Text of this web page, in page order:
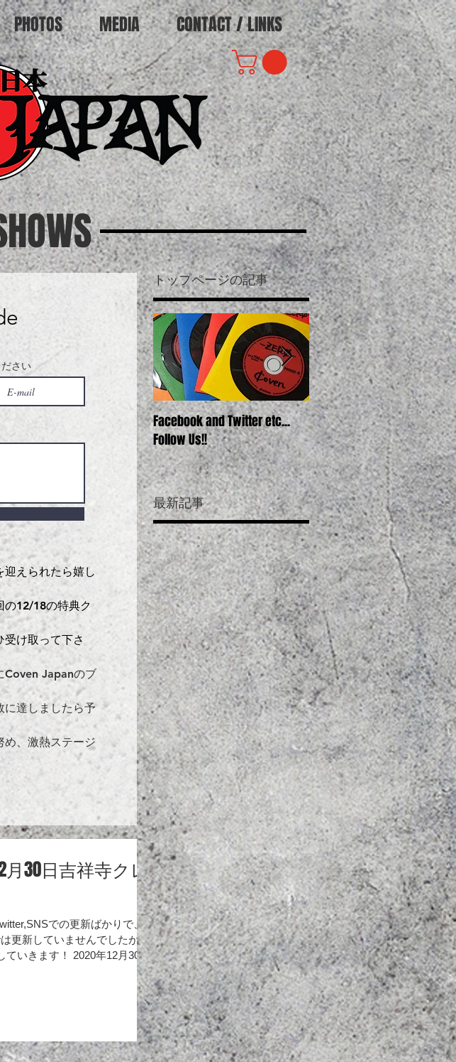
PHOTOS MEDIA CONTACT / LINKS
さい
えられたら嬉し
の12/18の特典ク
受け取って下さ
Coven Japanのブ
に達しましたら予
め、激熱ステージ
トップページの記事
Facebook and Twitter etc...
Follow Us!!
COVEN's FIRST DEMO "ZERO"
SOON!!
最新記事
月30日吉祥寺クレ
での更新ばかりで、
更新していませんでしたが、
ていきます！ 2020年12月30日
ェンドの年末のイベントに出